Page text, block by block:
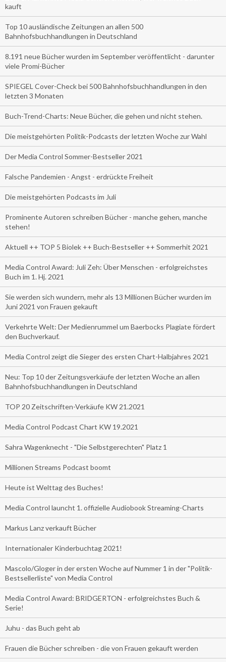
kauft
Top 10 ausländische Zeitungen an allen 500
Bahnhofsbuchhandlungen in Deutschland
8.191 neue Bücher wurden im September veröffentlicht - darunter
viele Promi-Bücher
SPIEGEL Cover-Check bei 500 Bahnhofsbuchhandlungen in den
letzten 3 Monaten
Buch-Trend-Charts: Neue Bücher, die gehen und nicht stehen.
Die meistgehörten Politik-Podcasts der letzten Woche zur Wahl
Der Media Control Sommer-Bestseller 2021
Falsche Pandemien - Angst - erdrückte Freiheit
Die meistgehörten Podcasts im Juli
Prominente Autoren schreiben Bücher - manche gehen, manche
stehen!
Aktuell ++ TOP 5 Biolek ++ Buch-Bestseller ++ Sommerhit 2021
Media Control Award: Juli Zeh: Über Menschen - erfolgreichstes
Buch im 1. Hj. 2021
Sie werden sich wundern, mehr als 13 Millionen Bücher wurden im
Juni 2021 von Frauen gekauft
Verkehrte Welt: Der Medienrummel um Baerbocks Plagiate fördert
den Buchverkauf.
Media Control zeigt die Sieger des ersten Chart-Halbjahres 2021
Neu: Top 10 der Zeitungsverkäufe der letzten Woche an allen
Bahnhofsbuchhandlungen in Deutschland
TOP 20 Zeitschriften-Verkäufe KW 21.2021
Media Control Podcast Chart KW 19.2021
Sahra Wagenknecht - "Die Selbstgerechten" Platz 1
Millionen Streams Podcast boomt
Heute ist Welttag des Buches!
Media Control launcht 1. offizielle Audiobook Streaming-Charts
Markus Lanz verkauft Bücher
Internationaler Kinderbuchtag 2021!
Mascolo/Gloger in der ersten Woche auf Nummer 1 in der "Politik-
Bestsellerliste" von Media Control
Media Control Award: BRIDGERTON - erfolgreichstes Buch &
Serie!
Juhu - das Buch geht ab
Frauen die Bücher schreiben - die von Frauen gekauft werden